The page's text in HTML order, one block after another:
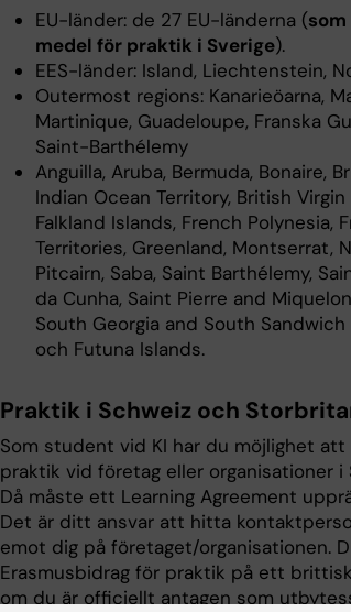
EU-länder: de 27 EU-länderna (
medel för praktik i Sverige).
EES-länder: Island, Liechtenstein,
Outermost regions: Kanarieöarna,
Martinique, Guadeloupe, Franska
Saint-Barthélemy
Anguilla, Aruba, Bermuda, Bonaire,
Indian Ocean Territory, British
Falkland Islands, French
Territories, Greenland, Montserrat,
Pitcairn, Saba, Saint Barthélemy,
da Cunha, Saint Pierre and
South Georgia and South
och Futuna Islands.
Praktik i Schweiz och
Som student vid KI har du möjlighet att
praktik vid företag eller organisationer
Då måste ett Learning Agreement
Det är ditt ansvar att hitta
emot dig på företaget/organisationen.
Erasmusbidrag för praktik på ett
om du är officiellt antagen som